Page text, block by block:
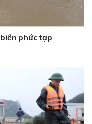
phức tạp